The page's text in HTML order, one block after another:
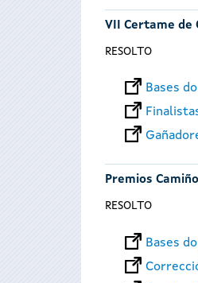
VII Certame de
RESOLTO
Bases
Premios
RESOLTO
Bases